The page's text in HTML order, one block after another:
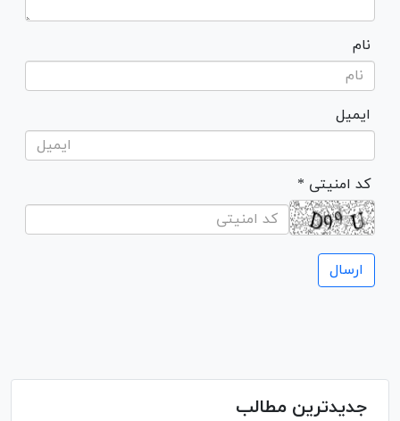
نام
ایمیل
* کد امنیتی
جدیدترین مطالب